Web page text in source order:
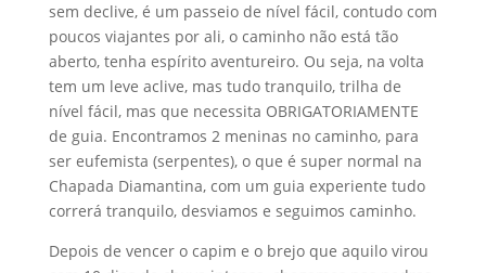
sem declive, é um passeio de nível fácil, contudo com
poucos viajantes por ali, o caminho não está tão
aberto, tenha espírito aventureiro. Ou seja, na volta
tem um leve aclive, mas tudo tranquilo, trilha de
nível fácil, mas que necessita OBRIGATORIAMENTE
de guia. Encontramos 2 meninas no caminho, para
ser eufemista (serpentes), o que é super normal na
Chapada Diamantina, com um guia experiente tudo
correrá tranquilo, desviamos e seguimos caminho.
Depois de vencer o capim e o brejo que aquilo virou